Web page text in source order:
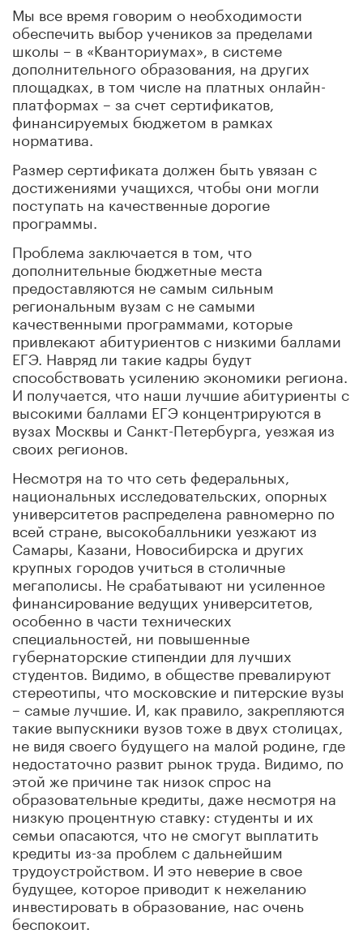
Мы все время говорим о необходимости
обеспечить выбор учеников за пределами
школы – в «Кванториумах», в системе
дополнительного образования, на других
площадках, в том числе на платных онлайн-
платформах – за счет сертификатов,
финансируемых бюджетом в рамках
норматива.
Размер сертификата должен быть увязан с
достижениями учащихся, чтобы они могли
поступать на качественные дорогие
программы.
Проблема заключается в том, что
дополнительные бюджетные места
предоставляются не самым сильным
региональным вузам с не самыми
качественными программами, которые
привлекают абитуриентов с низкими баллами
ЕГЭ. Навряд ли такие кадры будут
способствовать усилению экономики региона.
И получается, что наши лучшие абитуриенты с
высокими баллами ЕГЭ концентрируются в
вузах Москвы и Санкт-Петербурга, уезжая из
своих регионов.
Несмотря на то что сеть федеральных,
национальных исследовательских, опорных
университетов распределена равномерно по
всей стране, высокобалльники уезжают из
Самары, Казани, Новосибирска и других
крупных городов учиться в столичные
мегаполисы. Не срабатывают ни усиленное
финансирование ведущих университетов,
особенно в части технических
специальностей, ни повышенные
губернаторские стипендии для лучших
студентов. Видимо, в обществе превалируют
стереотипы, что московские и питерские вузы
– самые лучшие. И, как правило, закрепляются
такие выпускники вузов тоже в двух столицах,
не видя своего будущего на малой родине, где
недостаточно развит рынок труда. Видимо, по
этой же причине так низок спрос на
образовательные кредиты, даже несмотря на
низкую процентную ставку: студенты и их
семьи опасаются, что не смогут выплатить
кредиты из-за проблем с дальнейшим
трудоустройством. И это неверие в свое
будущее, которое приводит к нежеланию
инвестировать в образование, нас очень
беспокоит.